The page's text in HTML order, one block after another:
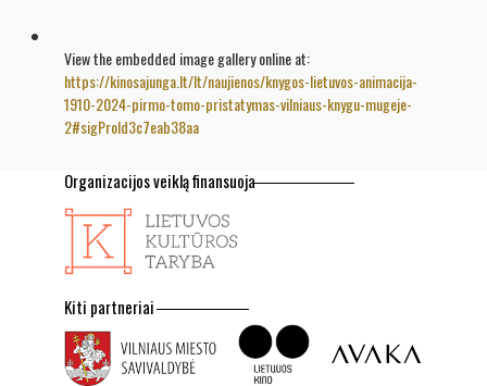
View the embedded image gallery online at:
https://kinosajunga.lt/lt/naujienos/knygos-lietuvos-animacija-
1910-2024-pirmo-tomo-pristatymas-vilniaus-knygu-mugeje-
2#sigProId3c7eab38aa
Organizacijos veiklą finansuoja
Kiti partneriai